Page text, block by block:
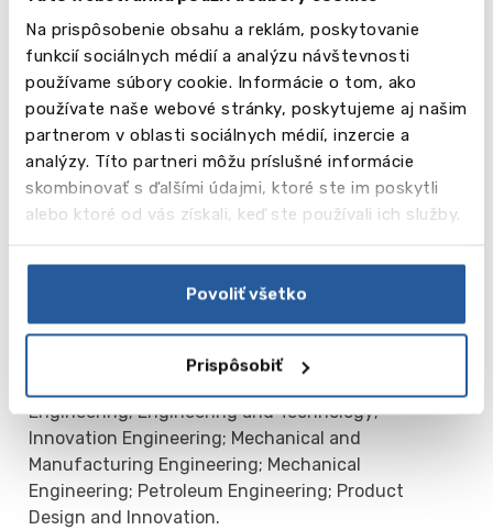
Na prispôsobenie obsahu a reklám, poskytovanie
funkcií sociálnych médií a analýzu návštevnosti
používame súbory cookie. Informácie o tom, ako
používate naše webové stránky, poskytujeme aj našim
partnerom v oblasti sociálnych médií, inzercie a
analýzy. Títo partneri môžu príslušné informácie
skombinovať s ďalšími údajmi, ktoré ste im poskytli
alebo ktoré od vás získali, keď ste používali ich služby.
Povoliť všetko
Prispôsobiť
Business and Management: Business Management
and Entrepreneurship; Business and Human
Resource Management; Business and Management;
Business and Supply Chain Management; business
and Systems Management; Business Leadership
and Management; Digital Marketing; Hospitality
Management; Hospitality Management with
Tourism; Human Resource Management with
Engineering: Computer Aided Product Design;
Computer Engineering; Computer Networks;
Engineering; Engineering and Technology;
Innovation Engineering; Mechanical and
Manufacturing Engineering; Mechanical
Engineering; Petroleum Engineering; Product
Design and Innovation.